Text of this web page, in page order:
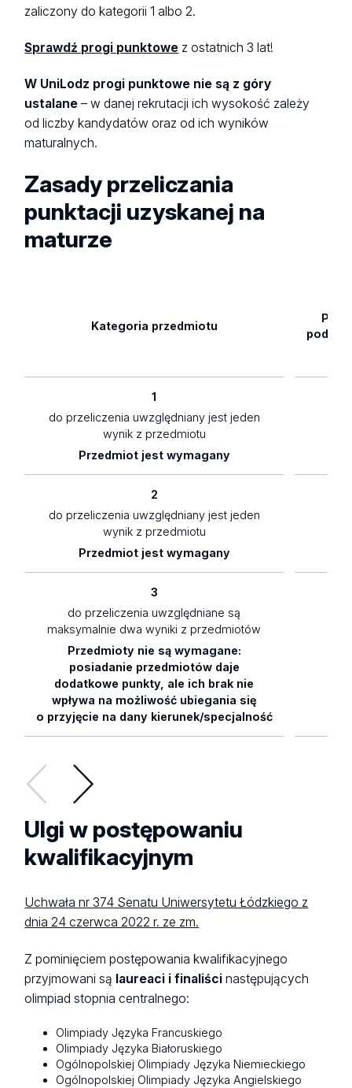
zaliczony do kategorii 1 albo 2.
Sprawdź progi punktowe z ostatnich 3 lat!
W UniLodz progi punktowe nie są z góry
ustalane– w danej rekrutacji ich wysokość zależy
od liczby kandydatów oraz od ich wyników
maturalnych.
Zasady przeliczania
punktacji uzyskanej na
maturze
Kategoria przedmiotu
1
do przeliczenia uwzględniany jest jeden
wynik z przedmiotu
Przedmiot jest wymagany
2
do przeliczenia uwzględniany jest jeden
wynik z przedmiotu
Przedmiot jest wymagany
3
do przeliczenia uwzględniane są
maksymalnie dwa wyniki z przedmiotów
Przedmioty nie są wymagane:
posiadanie przedmiotów daje
dodatkowe punkty, ale ich brak nie
wpływa na możliwość ubiegania się
o przyjęcie na dany kierunek/specjalność
Ulgi w postępowaniu
kwalifikacyjnym
Uchwała nr 374 Senatu Uniwersytetu Łódzkiego z
dnia 24 czerwca 2022 r. ze zm.
Z pominięciem postępowania kwalifikacyjnego
przyjmowani są laureaci i finaliści następujących
olimpiad stopnia centralnego:
Olimpiady Języka Francuskiego
Olimpiady Języka Białoruskiego
Ogólnopolskiej Olimpiady Języka Niemieckiego
Ogólnopolskiej Olimpiady Języka Angielskiego